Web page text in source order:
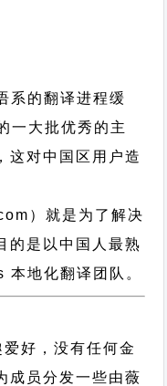
系的翻译进程缓
一大批优秀的主
这对中国区用户造
） 就是为了解决
的是以中国人最熟
地化翻译团队。
好，没有任何金
成员分发一些由薇